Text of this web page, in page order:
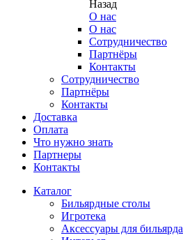
Назад
О нас
О нас
Сотрудничество
Партнёры
Контакты
Сотрудничество
Партнёры
Контакты
Доставка
Оплата
Что нужно знать
Партнеры
Контакты
Каталог
Бильярдные столы
Игротека
Аксессуары для бильярда